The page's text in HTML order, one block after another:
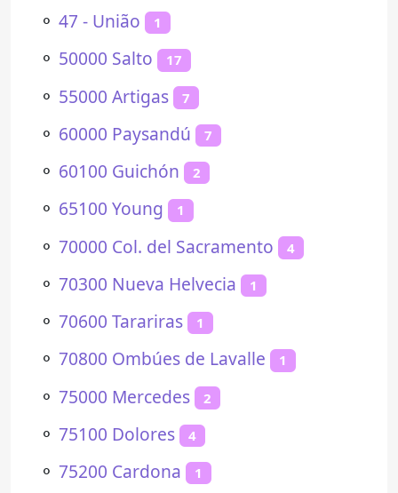
⚬ 47 - União 1
⚬ 50000 Salto 17
⚬ 55000 Artigas 7
⚬ 60000 Paysandú 7
⚬ 60100 Guichón 2
⚬ 65100 Young 1
⚬ 70000 Col. del Sacramento 4
⚬ 70300 Nueva Helvecia 1
⚬ 70600 Tarariras 1
⚬ 70800 Ombúes de Lavalle 1
⚬ 75000 Mercedes 2
⚬ 75100 Dolores 4
⚬ 75200 Cardona 1